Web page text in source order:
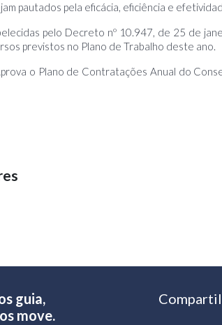
pautados pela eficácia, eficiência e
pelo Decreto nº 10.947, de 25 de
previstos no Plano de Trabalho deste ano.
o Plano de Contratações Anual do
guia,
move.